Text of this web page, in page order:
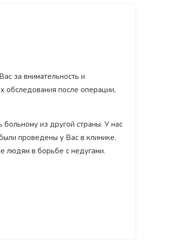
за внимательность и
после операции,
из другой страны. У нас
проведены у Вас в клинике.
людям в борьбе с недугами.